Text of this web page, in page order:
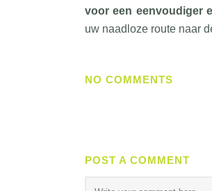
voor een eenvoudiger
uw naadloze route naar
NO COMMENTS
POST A COMMENT